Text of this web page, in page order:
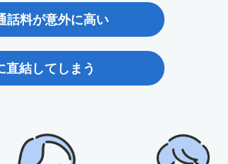
話料が意外に高い
直結してしまう